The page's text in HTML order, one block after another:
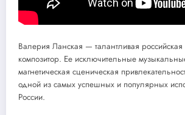
Валерия Ланская — талантливая российская
композитор. Ее исключительные
магнетическая сценическая
одной из самых успешных и популярных
России.